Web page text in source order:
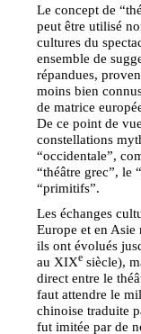
Le concept de
peut être utilisé
cultures du
ensemble de
répandues,
moins bien
de matrice
De ce point de
constellations
“occidentale”,
“théâtre grec”, le
“primitifs”.
Les échanges
Europe et en
ils ont évolués
au XIXe siècle),
direct entre le
faut attendre le
chinoise traduite
fut imitée par de